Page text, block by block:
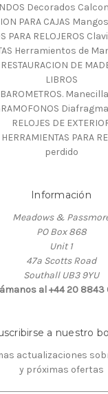
Decorados
PARA CAJAS
PARA RELOJEROS
Herramientos de
RESTAURACION DE
LIBROS
BAROMETROS.
RELOJES DE
PARA
perdido
Información
Meadows &
PO Box 868
Unit 1
47a Scotts Road
Southall UB3 9YU
al +44 20
a nuestro
actualizaciones
y próximas ofertas